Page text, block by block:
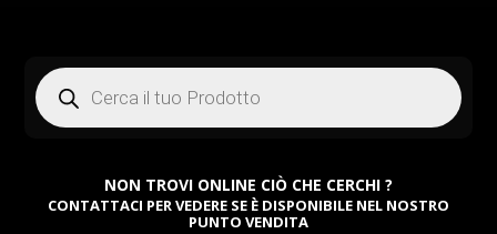
Products
search
NON TROVI ONLINE CIÒ CHE CERCHI ?
CONTATTACI PER VEDERE SE È DISPONIBILE NEL NOSTRO
PUNTO VENDITA